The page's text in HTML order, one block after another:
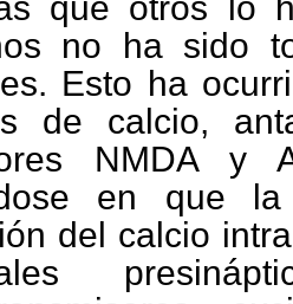
que otros lo
no ha sido
Esto ha
de calcio,
NMDA y
en que la
del calcio